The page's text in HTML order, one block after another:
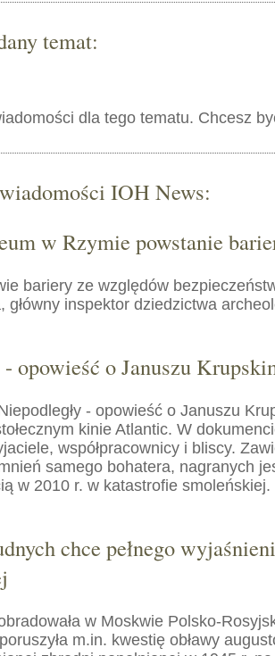
temat:
dla tego tematu. Chcesz
IOH News:
w Rzymie powstanie
bariery ze względów
główny inspektor dziedzictwa
opowieść o Januszu
- opowieść o Januszu
kinie Atlantic. W
współpracownicy i bliscy.
samego bohatera, nagranych
w 2010 r. w katastrofie smoleńskiej.
chce pełnego
w Moskwie Polsko-
m.in. kwestię obławy